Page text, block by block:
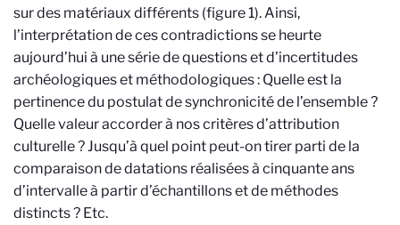
sur des matériaux différents (figure 1). Ainsi,
l’interprétation de ces contradictions se heurte
aujourd’hui à une série de questions et d’incertitudes
archéologiques et méthodologiques : Quelle est la
pertinence du postulat de synchronicité de l’ensemble ?
Quelle valeur accorder à nos critères d’attribution
culturelle ? Jusqu’à quel point peut-on tirer parti de la
comparaison de datations réalisées à cinquante ans
d’intervalle à partir d’échantillons et de méthodes
distincts ? Etc.